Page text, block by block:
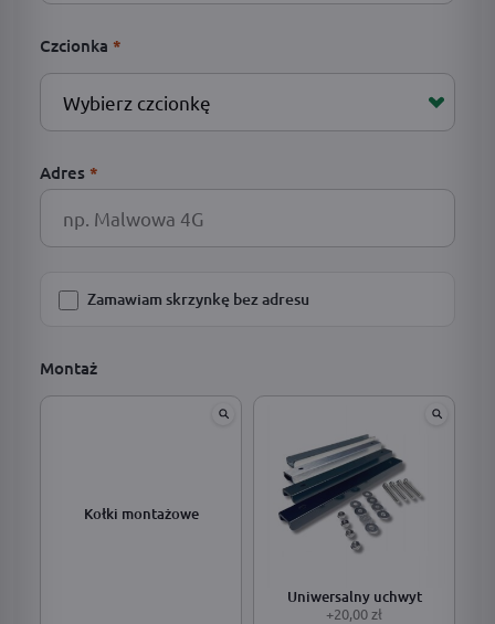
Czcionka *
Adres *
Zamawiam skrzynkę bez adresu
Montaż
Kołki montażowe
Uniwersalny uchwyt
+20,00 zł